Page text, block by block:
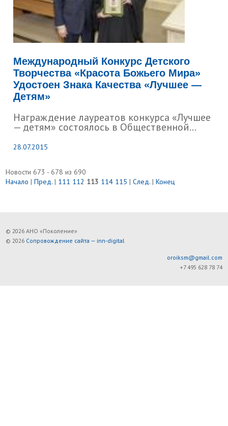
Международный Конкурс Детского
Творчества «Красота Божьего Мира»
Удостоен Знака Качества «Лучшее —
Детям»
Награждение лауреатов конкурса «Лучшее
— детям» состоялось в Общественной...
28.07.2015
Новости 673 - 678 из 690
Начало |Пред. | 111 112 113 114 115 |След. |Конец
© 2026 АНО «Поколение»
© 2026 Сопровождение сайта — inn-digital
oroiksm@gmail.com
+7 495 628 78 74